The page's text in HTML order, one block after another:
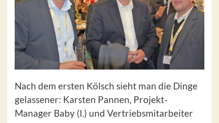
Nach dem ersten Kölsch sieht man die Dinge
gelassener: Karsten Pannen, Projekt-
Manager Baby (l.) und Vertriebsmitarbeiter